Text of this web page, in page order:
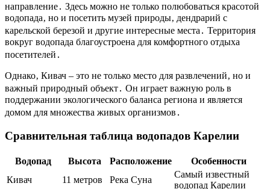
направление․ Здесь можно не только полюбоваться красотой
водопада‚ но и посетить музей природы‚ дендрарий с
карельской березой и другие интересные места․ Территория
вокруг водопада благоустроена для комфортного отдыха
посетителей․
Однако‚ Кивач – это не только место для развлечений‚ но и
важный природный объект․ Он играет важную роль в
поддержании экологического баланса региона и является
домом для множества живых организмов․
Сравнительная таблица водопадов Карелии
Водопад Высота Расположение
Особенности
Кивач
11 метров Река Суна
Самый известный
водопад Карелии